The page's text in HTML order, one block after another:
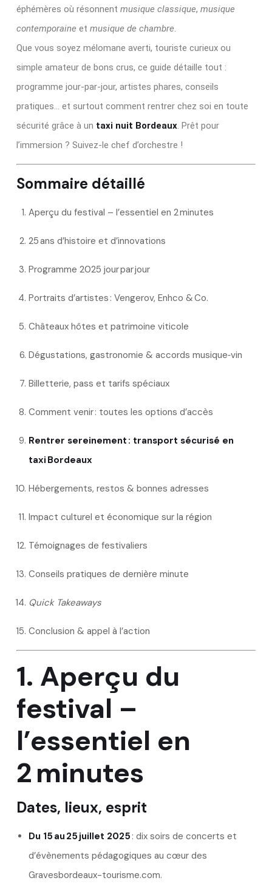
éphémères où résonnent musique classique, musique
contemporaine et musique de chambre.
Que vous soyez mélomane averti, touriste curieux ou
simple amateur de bons crus, ce guide détaille tout :
programme jour‑par‑jour, artistes phares, conseils
pratiques… et surtout comment rentrer chez soi en toute
sécurité grâce à un taxi nuit Bordeaux. Prêt pour
l’immersion ? Suivez‑le chef d’orchestre !
Sommaire détaillé
Aperçu du festival – l’essentiel en 2 minutes
25 ans d’histoire et d’innovations
Programme 2025 jour par jour
Portraits d’artistes : Vengerov, Enhco & Co.
Châteaux hôtes et patrimoine viticole
Dégustations, gastronomie & accords musique‑vin
Billetterie, pass et tarifs spéciaux
Comment venir : toutes les options d’accès
Rentrer sereinement : transport sécurisé en
taxi Bordeaux
Hébergements, restos & bonnes adresses
Impact culturel et économique sur la région
Témoignages de festivaliers
Conseils pratiques de dernière minute
Quick Takeaways
Conclusion & appel à l’action
1. Aperçu du
festival –
l’essentiel en
2 minutes
Dates, lieux, esprit
Du 15 au 25 juillet 2025 : dix soirs de concerts et
d’évènements pédagogiques au cœur des
Gravesbordeaux-tourisme.com.